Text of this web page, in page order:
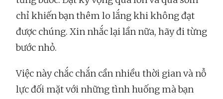
chỉ khiến bạn thêm lo lắng khi không đạt
được chúng. Xin nhắc lại lần nữa, hãy đi từng
bước nhỏ.
Việc này chắc chắn cần nhiều thời gian và nỗ
lực đối mặt với những tình huống mà bạn